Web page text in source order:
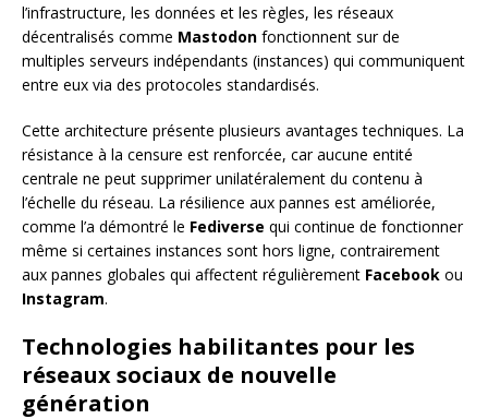
l’infrastructure, les données et les règles, les réseaux
décentralisés comme Mastodon fonctionnent sur de
multiples serveurs indépendants (instances) qui communiquent
entre eux via des protocoles standardisés.
Cette architecture présente plusieurs avantages techniques. La
résistance à la censure est renforcée, car aucune entité
centrale ne peut supprimer unilatéralement du contenu à
l’échelle du réseau. La résilience aux pannes est améliorée,
comme l’a démontré le Fediverse qui continue de fonctionner
même si certaines instances sont hors ligne, contrairement
aux pannes globales qui affectent régulièrement Facebook ou
Instagram.
Technologies habilitantes pour les
réseaux sociaux de nouvelle
génération